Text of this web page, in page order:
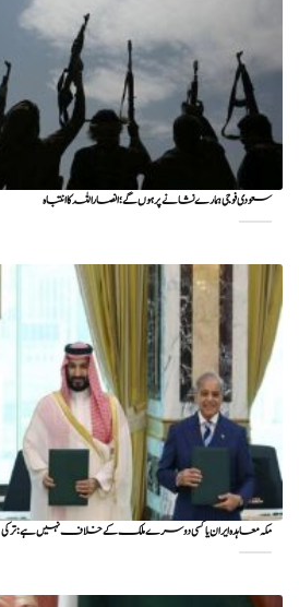
سعودی فوجی ہمارے نشانے پر ہوں گے؛ انصاراللہ کا انتباہ
مکہ معاہدہ ایران یا کسی دوسرے ملک کے خلاف نہیں ہے: ترکی